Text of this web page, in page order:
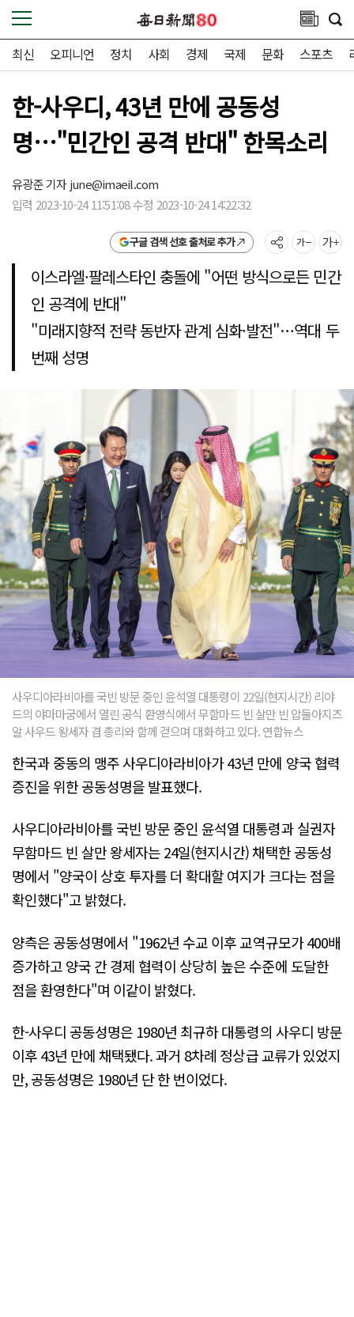
최신 오피니언 정치 사회 경제 국제 문화 스포츠
한-사우디, 43년 만에 공동성
명…"민간인 공격 반대" 한목소리
유광준 기자june@imaeil.com
입력 2023-10-24 11:51:08 수정 2023-10-24 14:22:32
구글 검색 선호 출처로 추가
이스라엘·팔레스타인 충돌에 "어떤 방식으로든 민간
인 공격에 반대"
"미래지향적 전략 동반자 관계 심화·발전"…역대 두
번째 성명
사우디아라비아를 국빈 방문 중인 윤석열 대통령이 22일(현지시간) 리야
드의 야마마궁에서 열린 공식 환영식에서 무함마드 빈 살만 빈 압둘아지즈
알 사우드 왕세자 겸 총리와 함께 걷으며 대화하고 있다. 연합뉴스
한국과 중동의 맹주 사우디아라비아가 43년 만에 양국 협력
증진을 위한 공동성명을 발표했다.
사우디아라비아를 국빈 방문 중인 윤석열 대통령과 실권자
무함마드 빈 살만 왕세자는 24일(현지시간) 채택한 공동성
명에서 "양국이 상호 투자를 더 확대할 여지가 크다는 점을
확인했다"고 밝혔다.
양측은 공동성명에서 "1962년 수교 이후 교역규모가 400배
증가하고 양국 간 경제 협력이 상당히 높은 수준에 도달한
점을 환영한다"며 이같이 밝혔다.
한-사우디 공동성명은 1980년 최규하 대통령의 사우디 방문
이후 43년 만에 채택됐다. 과거 8차례 정상급 교류가 있었지
만, 공동성명은 1980년 단 한 번이었다.